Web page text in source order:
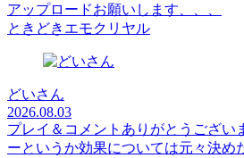
アップロードお願いします、、、
ときどきエモクリヤル
どいさん
2026.08.03
プレイ＆コメントありがとうござ
ーというか効果については元々決め